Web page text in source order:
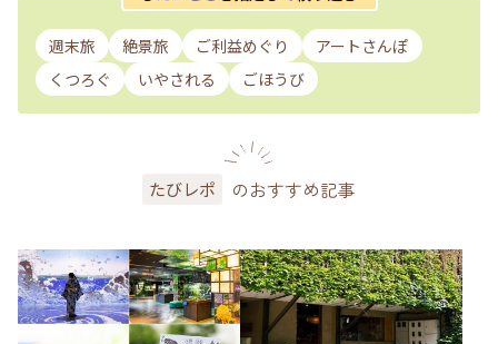
週末旅 絶景旅 ご利益めぐり
アートさんぽ
くつろぐ
いやされる ごほうび
たびレポ のおすすめ記事